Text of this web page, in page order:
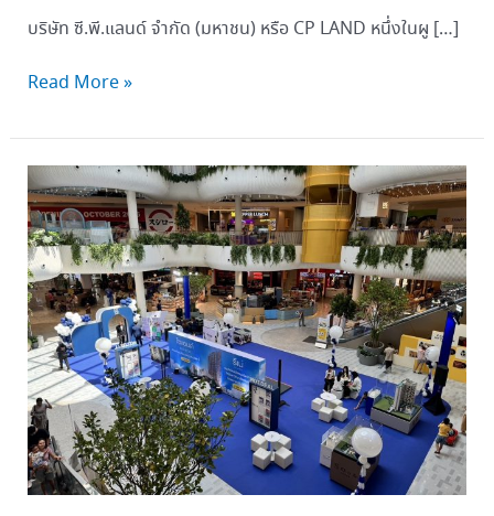
บริษัท ซี.พี.แลนด์ จำกัด (มหาชน) หรือ CP LAND หนึ่งในผู […]
Read More »
CP
LAND จัด
งาน “Deal
Hunter
in
Khon
Kaen”